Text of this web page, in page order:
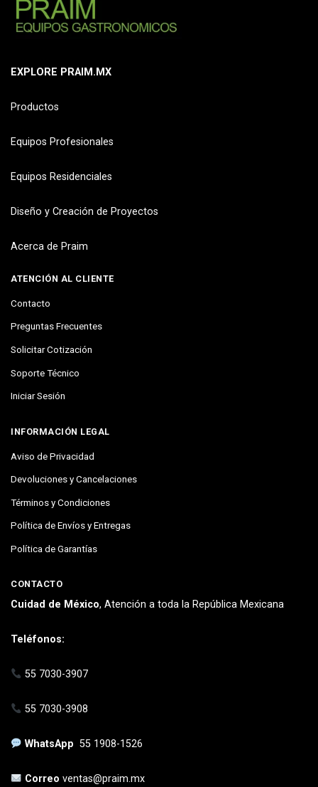
EXPLORE PRAIM.MX
Productos
Equipos Profesionales
Equipos Residenciales
Diseño y Creación de Proyectos
Acerca de Praim
ATENCIÓN AL CLIENTE
Contacto
Preguntas Frecuentes
Solicitar Cotización
Soporte Técnico
Iniciar Sesión
INFORMACIÓN LEGAL
Aviso de Privacidad
Devoluciones y Cancelaciones
Términos y Condiciones
Política de Envíos y Entregas
Política de Garantías
CONTACTO
Cuidad de México, Atención a toda la República Mexicana
Teléfonos:
55 7030-3907
55 7030-3908
WhatsApp55 1908-1526
Correoventas@praim.mx